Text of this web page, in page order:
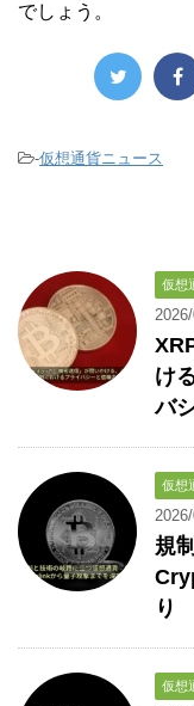
でしょう。
-仮想通貨ニュース
仮想
け
バ
仮想
規
り
仮想